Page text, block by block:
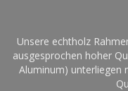
Unsere echtholz
ausgesprochen hoher
Aluminum) unterliegen